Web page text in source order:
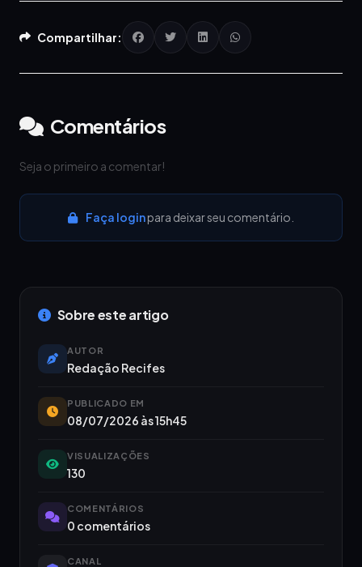
Compartilhar:
Comentários
Seja o primeiro a comentar!
Faça loginpara deixar seu comentário.
Sobre este artigo
AUTOR
Redação Recifes
PUBLICADO EM
08/07/2026 às 15h45
VISUALIZAÇÕES
130
COMENTÁRIOS
0 comentários
CANAL